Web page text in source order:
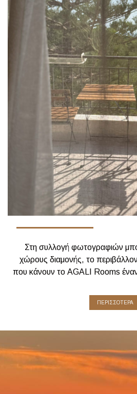
Στη συλλογή φωτογραφιών
χώρους διαμονής, το περιβάλλον
που κάνουν το AGALI Rooms
ΠΕΡΙΣΣΟΤΕΡΑ